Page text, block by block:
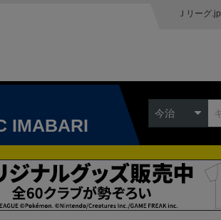
Ｊリーグ.jp
IMABARI
今治